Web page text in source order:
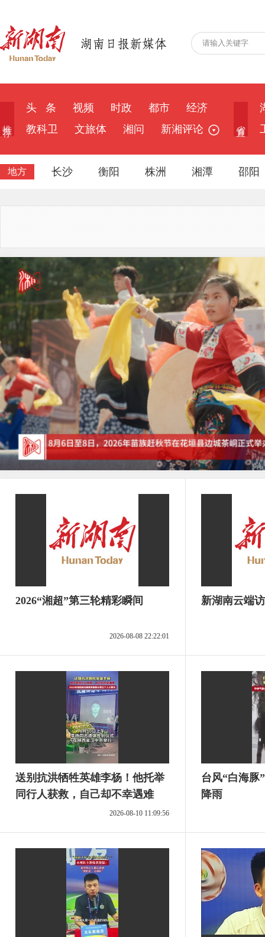
头 条 视频 时政 都市
经济
教科卫
文旅体 湘问 新湘评论
地方 长沙 衡阳 株洲 湘潭 邵阳
2026“湘超”第三轮精彩瞬间
2026-08-08 22:22:01
新湖南云端
送别抗洪牺牲英雄李杨！他托举
同行人获救，自己却不幸遇难
2026-08-10 11:09:56
台风“白海豚
降雨